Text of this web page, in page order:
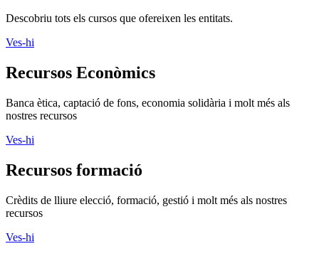
Descobriu tots els cursos que ofereixen les entitats.
Ves-hi
Recursos Econòmics
Banca ètica, captació de fons, economia solidària i molt més als
nostres recursos
Ves-hi
Recursos formació
Crèdits de lliure elecció, formació, gestió i molt més als nostres
recursos
Ves-hi